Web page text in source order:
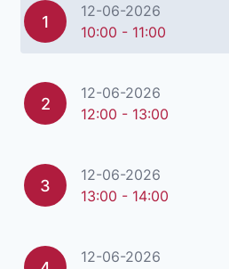
1
12-06-2026
10:00 - 11:00
2
12-06-2026
12:00 - 13:00
3
12-06-2026
13:00 - 14:00
12-06-2026